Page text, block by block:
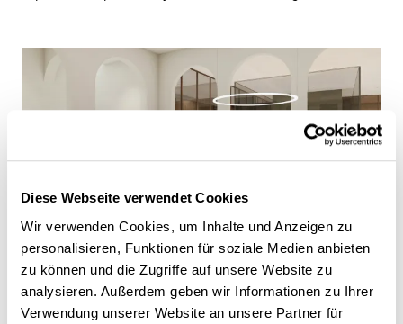
Diese Webseite verwendet Cookies
Wir verwenden Cookies, um Inhalte und Anzeigen zu
personalisieren, Funktionen für soziale Medien anbieten
zu können und die Zugriffe auf unsere Website zu
analysieren. Außerdem geben wir Informationen zu Ihrer
Verwendung unserer Website an unsere Partner für